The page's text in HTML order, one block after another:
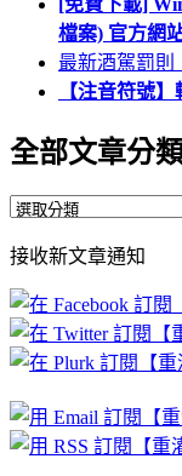
檔案) 官方網
最新酒駕罰則
【注音符號
全部文章分
全
文
章
分
類
接收新文章通知